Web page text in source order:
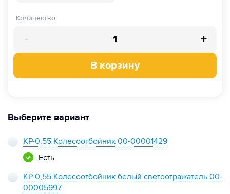
Количество
- +
В корзину
Выберите вариант
КР-0,55 Колесоотбойник 00-00001429
Есть
КР-0,55 Колесоотбойник белый светоотражатель 00-
00005997